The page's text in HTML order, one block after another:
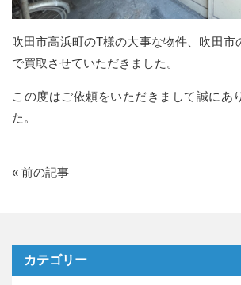
吹田市高浜町のT様の大事な物件、吹田市
で買取させていただきました。
この度はご依頼をいただきまして誠にあ
た。
« 前の記事
カテゴリー